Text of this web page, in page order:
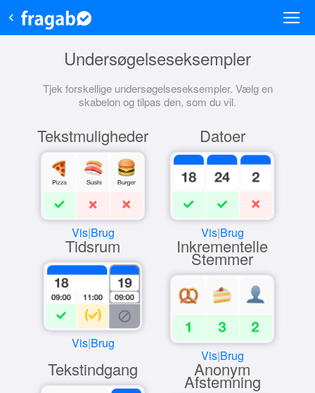
Undersøgelseseksempler
Tjek forskellige undersøgelseseksempler. Vælg en
skabelon og tilpas den, som du vil.
Tekstmuligheder
Vis|Brug
Datoer
Vis|Brug
Tidsrum
Vis|Brug
Inkrementelle
Stemmer
Vis|Brug
Tekstindgang Anonym
Afstemning